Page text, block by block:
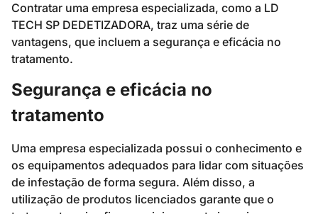
Contratar uma empresa especializada, como a LD
TECH SP DEDETIZADORA, traz uma série de
vantagens, que incluem a segurança e eficácia no
tratamento.
Segurança e eficácia no
tratamento
Uma empresa especializada possui o conhecimento e
os equipamentos adequados para lidar com situações
de infestação de forma segura. Além disso, a
utilização de produtos licenciados garante que o